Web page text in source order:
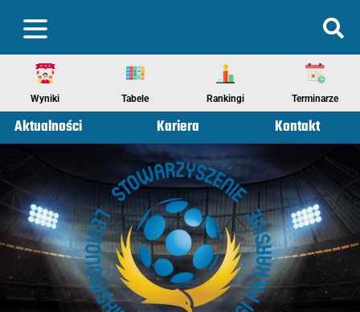
Wyniki Tabele Rankingi Terminarze
Aktualności Kariera Kontakt